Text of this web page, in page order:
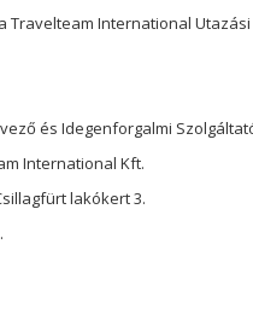
Travelteam International
és Idegenforgalmi
International Kft.
lakókert 3.
.